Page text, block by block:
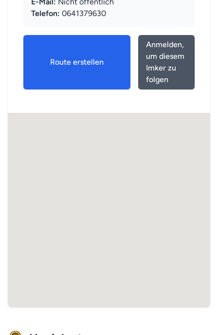
Telefon: 0641379630
Route erstellen
Anmelden,
um diesem
Imker zu
folgen